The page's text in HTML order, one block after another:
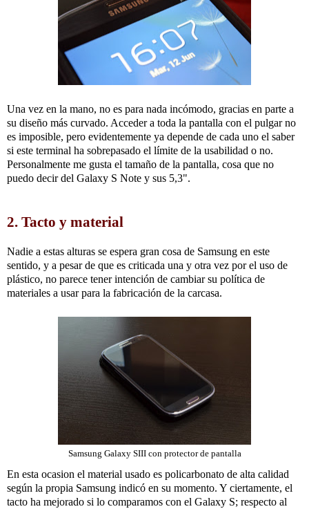
Una vez en la mano, no es para nada incómodo, gracias en parte a
su diseño más curvado. Acceder a toda la pantalla con el pulgar no
es imposible, pero evidentemente ya depende de cada uno el saber
si este terminal ha sobrepasado el límite de la usabilidad o no.
Personalmente me gusta el tamaño de la pantalla, cosa que no
puedo decir del Galaxy S Note y sus 5,3".
2. Tacto y material
Nadie a estas alturas se espera gran cosa de Samsung en este
sentido, y a pesar de que es criticada una y otra vez por el uso de
plástico, no parece tener intención de cambiar su política de
materiales a usar para la fabricación de la carcasa.
Samsung Galaxy SIII con protector de pantalla
En esta ocasion el material usado es policarbonato de alta calidad
según la propia Samsung indicó en su momento. Y ciertamente, el
tacto ha mejorado si lo comparamos con el Galaxy S; respecto al